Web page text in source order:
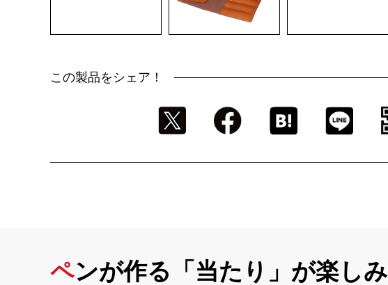
この製品をシェア！
ペンが作る「当たり」が楽しみ